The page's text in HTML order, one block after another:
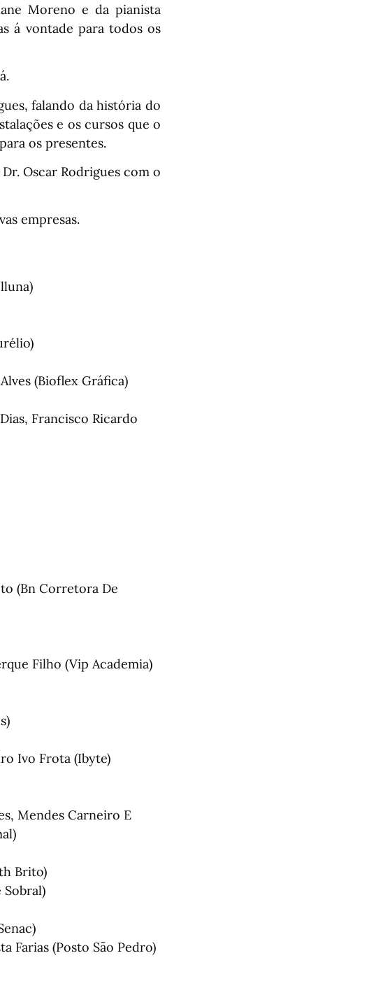
Moreno e da pianista
á vontade para todos os
falando da história do
e os cursos que o
os presentes.
Oscar Rodrigues com o
empresas.
(Bioflex Gráfica)
Francisco Ricardo
(Bn Corretora De
Filho (Vip Academia)
Ivo Frota (Ibyte)
Mendes Carneiro E
Brito)
Sobral)
Farias (Posto São Pedro)